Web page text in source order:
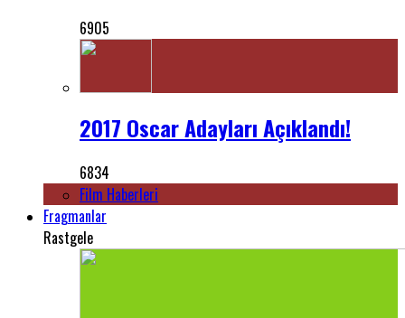
6905
2017 Oscar Adayları Açıklandı!
6834
Film Haberleri
Fragmanlar
Rastgele